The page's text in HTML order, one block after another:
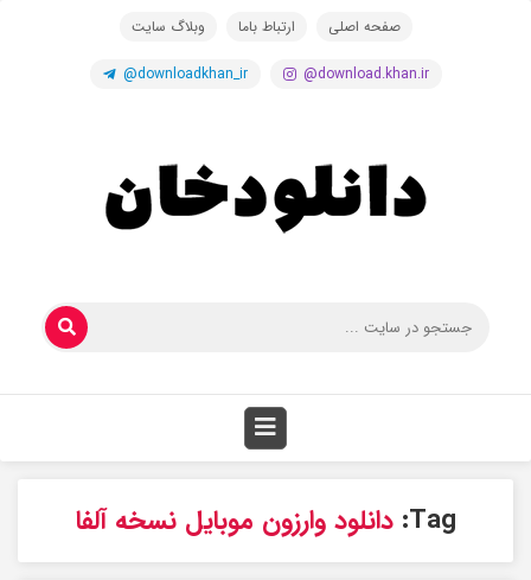
صفحه اصلی ارتباط باما وبلاگ سایت
@download.khan.ir
@downloadkhan_ir
Tag: دانلود وارزون موبایل نسخه آلفا